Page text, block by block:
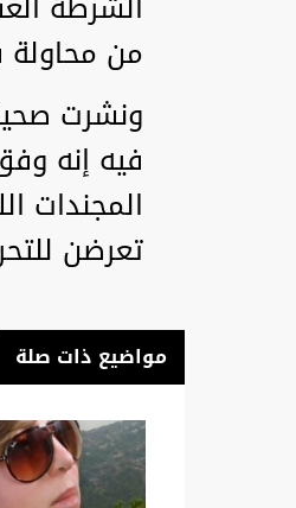
من محاولة
فيه إنه
المجندات
تعرضن
مواضيع ذات صلة